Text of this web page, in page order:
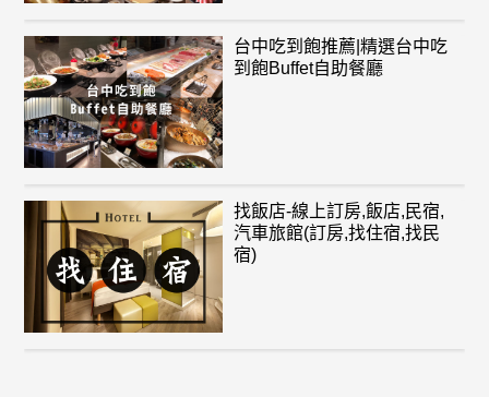
台中吃到飽推薦|精選台中吃
到飽Buffet自助餐廳
找飯店-線上訂房,飯店,民宿,
汽車旅館(訂房,找住宿,找民
宿)